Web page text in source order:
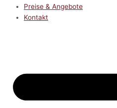
Preise & Angebote
Kontakt